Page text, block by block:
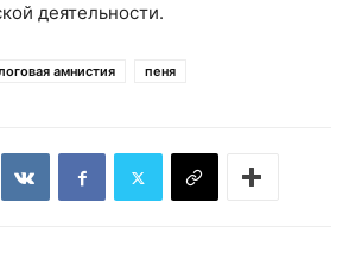
деятельности.
амнистия пеня